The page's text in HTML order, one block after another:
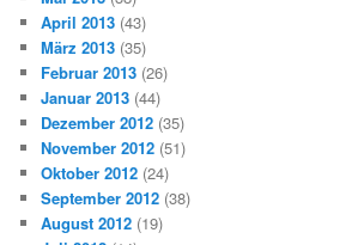
April 2013 (43)
März 2013 (35)
Februar 2013 (26)
Januar 2013 (44)
Dezember 2012 (35)
November 2012 (51)
Oktober 2012 (24)
September 2012 (38)
August 2012 (19)